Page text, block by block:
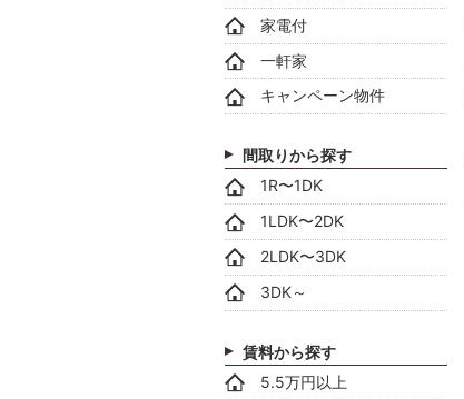
家電付
一軒家
キャンペーン物件
間取りから探す
1R〜1DK
1LDK〜2DK
2LDK〜3DK
3DK～
賃料から探す
5.5万円以上